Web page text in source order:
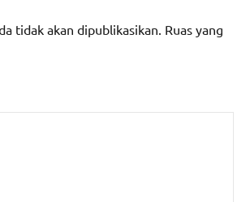
tidak akan dipublikasikan. Ruas yang